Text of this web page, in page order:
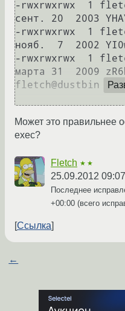
-rwxrwxrwx  1
сент. 20  2003
-rwxrwxrwx  1
нояб.  7  2002
-rwxrwxrwx  1
марта 31  2009
fletch@dustbin
Может это правильнее
exec?
Fletch ★★
25.09.2012
Последнее
+00:00 (всего
Ссылка
←